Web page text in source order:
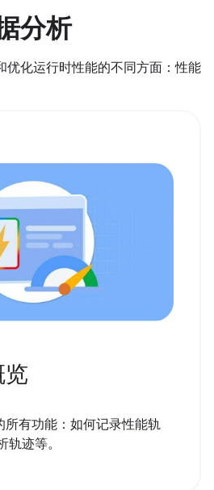
分析
优化运行时性能的不同方面：性能
所有功能：如何记录性能轨
迹等。